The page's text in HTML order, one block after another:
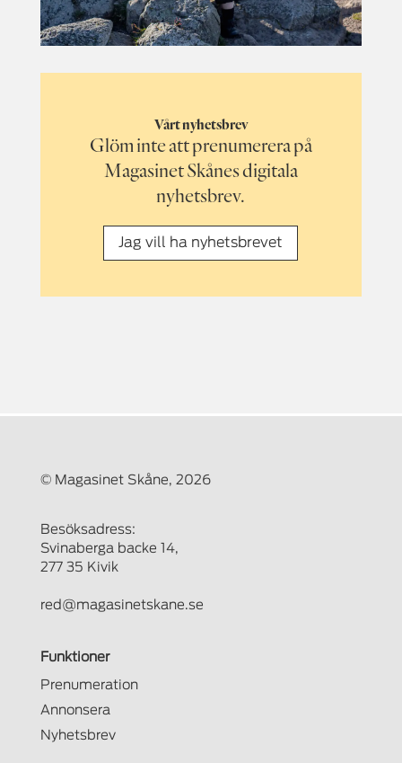
Vårt nyhetsbrev
Glöm inte att prenumerera på
Magasinet Skånes digitala
nyhetsbrev.
Jag vill ha nyhetsbrevet
© Magasinet Skåne, 2026
Besöksadress:
Svinaberga backe 14,
277 35 Kivik
red@magasinetskane.se
Funktioner
Prenumeration
Annonsera
Nyhetsbrev